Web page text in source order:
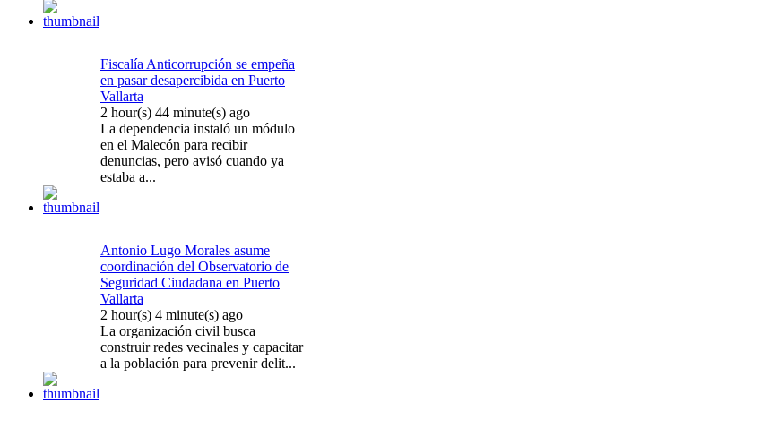
Fiscalía Anticorrupción se empeña
en pasar desapercibida en Puerto
Vallarta
2 hour(s) 44 minute(s) ago
La dependencia instaló un módulo
en el Malecón para recibir
denuncias, pero avisó cuando ya
estaba a...
Antonio Lugo Morales asume
coordinación del Observatorio de
Seguridad Ciudadana en Puerto
Vallarta
2 hour(s) 4 minute(s) ago
La organización civil busca
construir redes vecinales y capacitar
a la población para prevenir delit...